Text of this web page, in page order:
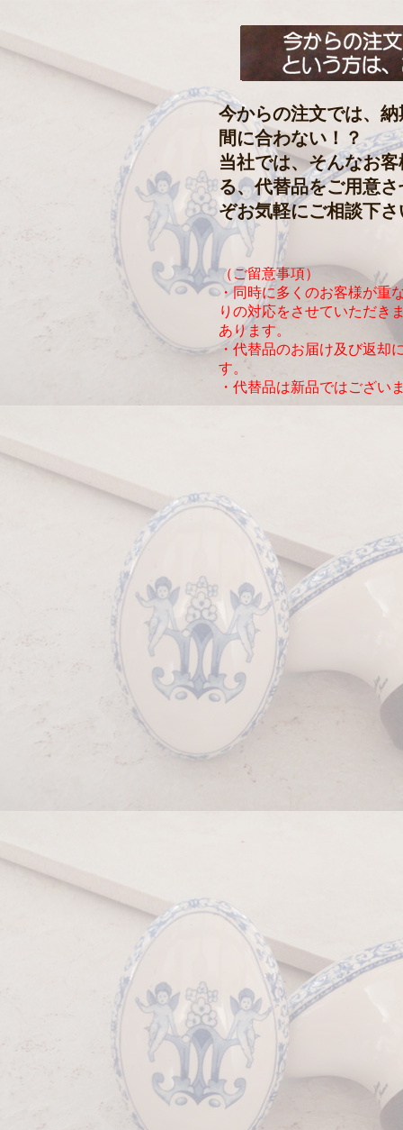
今からの注文では、
間に合わない！？
当社では、そんなお
る、代替品をご用意
ぞお気軽にご相談下さ
（ご留意事項）
・同時に多くのお客様が重
りの対応をさせていただき
あります。
・代替品のお届け及び返却
す。
・代替品は新品ではござい